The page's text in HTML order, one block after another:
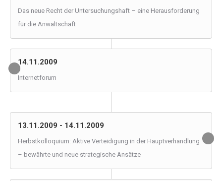
Das neue Recht der Untersuchungshaft – eine Herausforderung
für die Anwaltschaft
14.11.2009
Internetforum
13.11.2009 - 14.11.2009
Herbstkolloquium: Aktive Verteidigung in der Hauptverhandlung
– bewährte und neue strategische Ansätze